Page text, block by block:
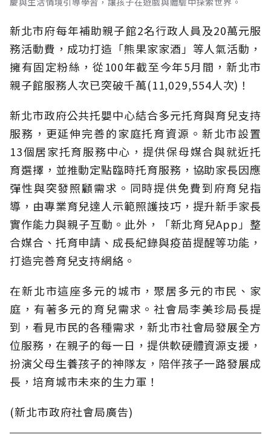
新北市府每年補助親子館2名行政人員及20萬元服
務活動費，成功打造「熊果家家酒」等人氣活動，
擁有固定粉絲，從100年截至今年5月間，新北市
親子館服務人次已突破千萬(11,029,554人次)！
新北市政府公共托嬰中心結合多元托育與育兒支持
服務，更延伸完善的家庭托育資源。新北市設置
13個居家托育服務中心，提供保母媒合與就近托
育選擇，並推動定點臨時托育服務，協助家長因應
彈性與突發照顧需求。同時提供免費到府育兒指
導，由專業育兒達人示範照護技巧，提升新手家長
實作能力與親子互動。此外，「新北育兒App」整
合媒合、托育申請、成長紀錄與疫苗提醒等功能，
打造完善育兒支持網絡。
在新北市這座多元的城市，聚居多元的市民、家
庭，有著多元的育兒需求。社會局李美珍局長提
到，看見市民的各種需求，新北市社會局發展全方
位服務，在親子的每一日，提供軟硬體資源支援，
扮演父母生養孩子的神隊友，陪伴孩子一路發展成
長，培育城市未來的生力軍！
(新北市政府社會局廣告)